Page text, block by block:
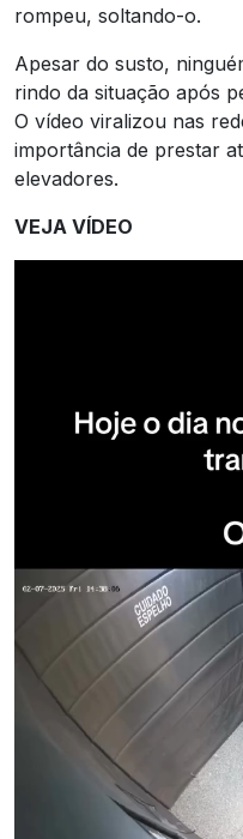
rompeu, soltando-o.
Apesar do susto,
rindo da situação após
O vídeo viralizou nas
importância de prestar
elevadores.
VEJA VÍDEO